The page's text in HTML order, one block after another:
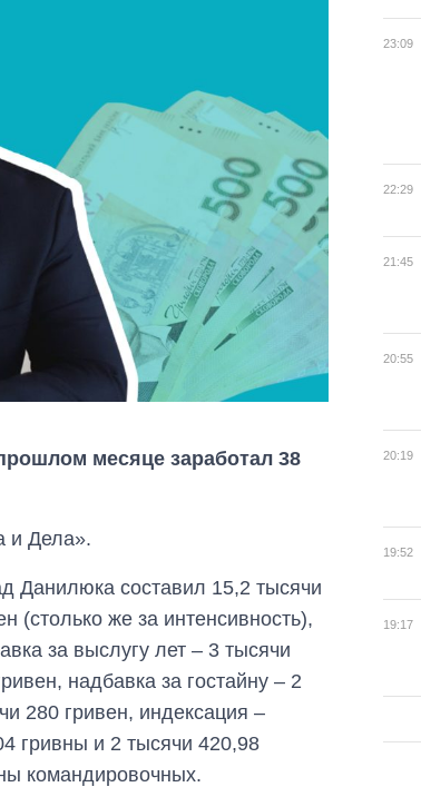
месяце заработал 38
и Дела».
Данилюка составил 15,2 тысячи
(столько же за интенсивность),
за выслугу лет – 3 тысячи
надбавка за гостайну – 2
280 гривен, индексация –
гривны и 2 тысячи 420,98
командировочных.
23:09
22:29
21:45
20:55
20:19
19:52
19:17